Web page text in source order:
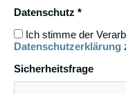
Datenschutz *
Ich stimme der
Datenschutzerklärung
Sicherheitsfrage